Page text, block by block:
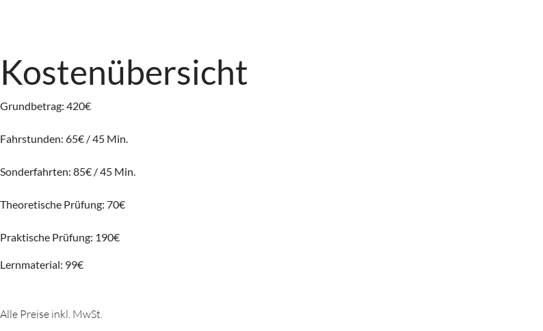
Kostenübersicht
Grundbetrag: 420€
Fahrstunden: 65€ / 45 Min.
Sonderfahrten: 85€ / 45 Min.
Theoretische Prüfung: 70€
Praktische Prüfung: 190€
Lernmaterial: 99€
Alle Preise inkl. MwSt.